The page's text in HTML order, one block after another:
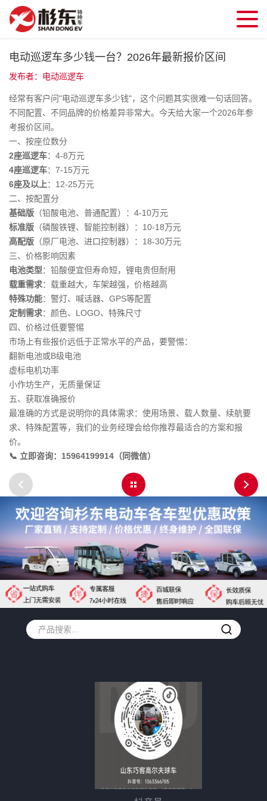
电动巡逻车多少钱一台？2026年最新报价区间
发布者：电动巡逻车
经常有客户问"电动巡逻车多少钱"，这个问题其实很难一句话回答。
不同配置、不同品牌的价格差异非常大。今天给大家一个2026年参
考报价区间。
一、按座位数分
2座巡逻车：4-8万元
4座巡逻车：7-15万元
6座及以上：12-25万元
二、按配置分
基础版 （铅酸电池、普通配置）：4-10万元
标准版 （磷酸铁锂、智能控制器）：10-18万元
高配版 （原厂电池、进口控制器）：18-30万元
三、价格影响因素
电池类型：铅酸便宜但寿命短，锂电贵但耐用
载重需求：载重越大，车架越强，价格越高
特殊功能：警灯、喊话器、GPS等配置
定制需求：颜色、LOGO、特殊尺寸
四、价格过低要警惕
市场上有些报价远低于正常水平的产品，要警惕：
翻新电池或B级电池
虚标电机功率
小作坊生产，无质量保证
五、获取准确报价
最准确的方式是说明你的具体需求：使用场景、载人数量、续航要
求、特殊配置等，我们的业务经理会给你推荐最适合的方案和报
价。
📞 立即咨询：15964199914（同微信）